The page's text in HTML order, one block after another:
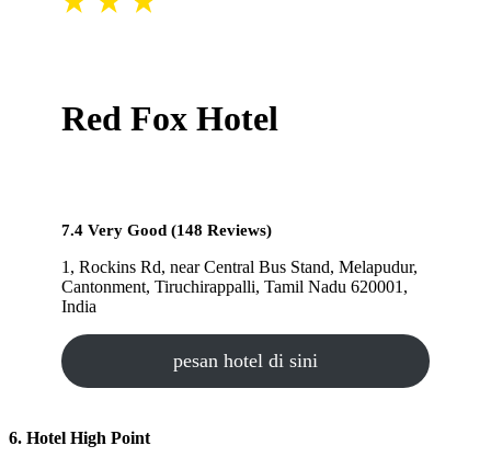
Red Fox Hotel
7.4 Very Good (148 Reviews)
1, Rockins Rd, near Central Bus Stand, Melapudur,
Cantonment, Tiruchirappalli, Tamil Nadu 620001,
India
pesan hotel di sini
6. Hotel High Point